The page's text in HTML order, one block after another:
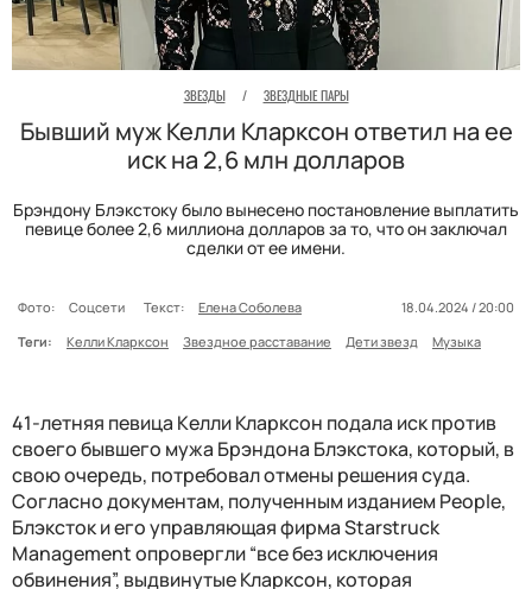
ЗВЕЗДЫ / ЗВЕЗДНЫЕ ПАРЫ
Бывший муж Келли Кларксон ответил на ее
иск на 2,6 млн долларов
Брэндону Блэкстоку было вынесено постановление выплатить
певице более 2,6 миллиона долларов за то, что он заключал
сделки от ее имени.
Фото: Соцсети Текст: Елена Соболева
18.04.2024 / 20:00
Теги:
Келли Кларксон Звездное расставание Дети звезд Музыка
41-летняя певица Келли Кларксон подала иск против
своего бывшего мужа Брэндона Блэкстока, который, в
свою очередь, потребовал отмены решения суда.
Согласно документам, полученным изданием People,
Блэксток и его управляющая фирма Starstruck
Management опровергли “все без исключения
обвинения”, выдвинутые Кларксон, которая